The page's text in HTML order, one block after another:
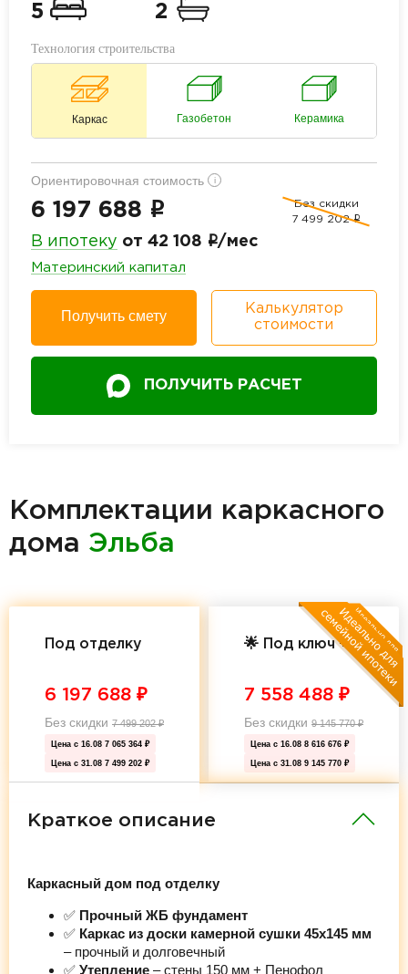
5 2
Технология строительства
Каркас Газобетон Керамика
Ориентировочная стоимость i
6 197 688 i
Без скидки
7 499 202 i
В ипотеку от 42 108 i/мес
Материнский капитал
Получить смету
Калькулятор
стоимости
ПОЛУЧИТЬ РАСЧЕТ
Комплектации каркасного
дома Эльба
Под отделку
6 197 688 ₽
Без скидки 7 499 202₽
Цена с 16.08 7 065 364 ₽
Цена с 31.08 7 499 202 ₽
🌟 Под ключ 🌟
7 558 488 ₽
Без скидки 9 145 770₽
Цена с 16.08 8 616 676 ₽
Цена с 31.08 9 145 770 ₽
Краткое описание
Каркасный дом под отделку
✅ Прочный ЖБ фундамент
✅ Каркас из доски камерной сушки 45х145 мм
– прочный и долговечный
✅ Утепление – стены 150 мм + Пенофол